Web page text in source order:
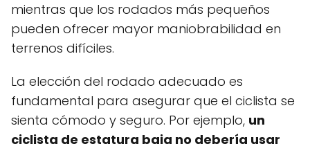
mientras que los rodados más pequeños
pueden ofrecer mayor maniobrabilidad en
terrenos difíciles.
La elección del rodado adecuado es
fundamental para asegurar que el ciclista se
sienta cómodo y seguro. Por ejemplo, un
ciclista de estatura baja no debería usar